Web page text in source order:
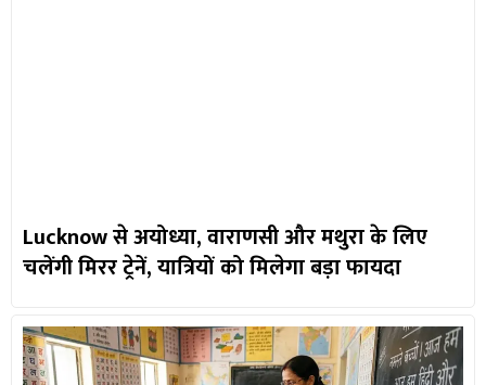
Lucknow से अयोध्या, वाराणसी और मथुरा के लिए
चलेंगी मिरर ट्रेनें, यात्रियों को मिलेगा बड़ा फायदा